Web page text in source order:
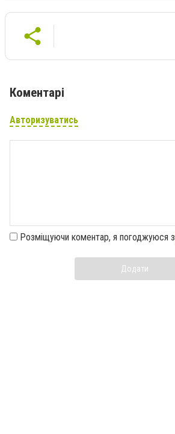
Коментарі
Авторизуватись
Розміщуючи коментар, я погоджуюся з
Додати